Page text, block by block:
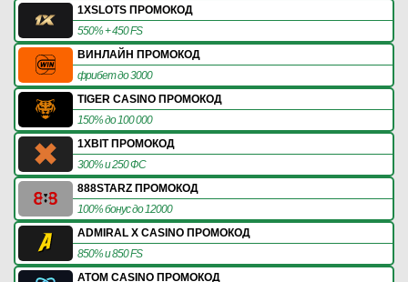
1XSLOTS ПРОМОКОД
550% + 450 FS
ВИНЛАЙН ПРОМОКОД
фрибет до 3000
TIGER CASINO ПРОМОКОД
150% до 100 000
1XBIT ПРОМОКОД
300% и 250 ФС
888STARZ ПРОМОКОД
100% бонус до 12000
ADMIRAL X CASINO ПРОМОКОД
850% и 850 FS
ATOM CASINO ПРОМОКОД